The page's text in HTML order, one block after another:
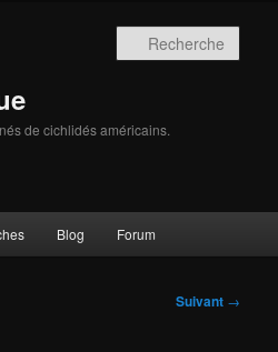
de cichlidés américains.
Blog Forum
Suivant →